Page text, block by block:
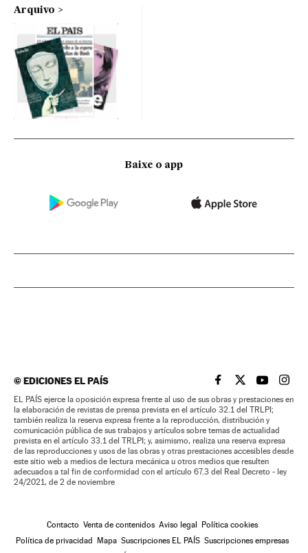
Arquivo
Baixe o app
©EDICIONES EL PAÍS EL PAÍS BRASIL EN
EL PAÍSEL PAÍS
EL
EL PAÍS ejerce la oposición expresa frente al uso de sus obras y prestaciones en
la elaboración de revistas de prensa prevista en el artículo 32.1 del TRLPI;
también realiza la reserva expresa frente a la reproducción, distribución y
comunicación pública de sus trabajos y artículos sobre temas de actualidad
prevista en el artículo 33.1 del TRLPI; y, asimismo, realiza una reserva expresa
de las reproducciones y usos de las obras y otras prestaciones accesibles desde
este sitio web a medios de lectura mecánica u otros medios que resulten
adecuados a tal fin de conformidad con el artículo 67.3 del Real Decreto - ley
24/2021, de 2 de noviembre
Contacto Venta de contenidos Aviso legal
Política cookies
Política de privacidad
Mapa Suscripciones EL PAÍS Suscripciones empresas